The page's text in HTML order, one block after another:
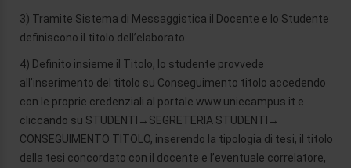
3) Tramite Sistema di Messaggistica il Docente e lo Studente
definiscono il titolo dell’elaborato.
4) Definito insieme il Titolo, lo studente provvede
all’inserimento del titolo su Conseguimento titolo accedendo
con le proprie credenziali al portale www.uniecampus.it e
cliccando su STUDENTI→SEGRETERIA STUDENTI→
CONSEGUIMENTO TITOLO, inserendo la tipologia di tesi, il titolo
della tesi concordato con il docente e l’eventuale correlatore,